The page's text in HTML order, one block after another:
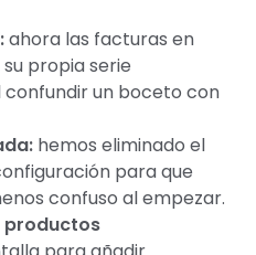
ahora las facturas en
propia serie
confundir un boceto con
hemos eliminado el
para que
confuso al empezar.
productos